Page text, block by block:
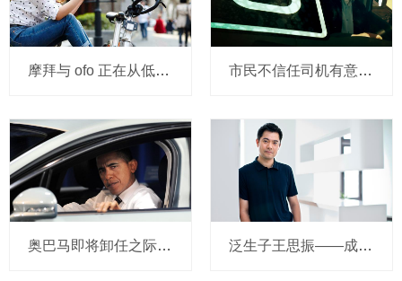
摩拜与 ofo 正在从低端出发颠覆滴滴？三家的机会与风险 市民不信任司机有意见，Uber的匹兹堡自动驾驶路试难度不小，路况也来捣乱
奥巴马即将卸任之际，要让无人驾驶汽车合法化？ 泛生子王思振——成立两年，融资数亿，基因检测如何帮助人类战胜癌症？